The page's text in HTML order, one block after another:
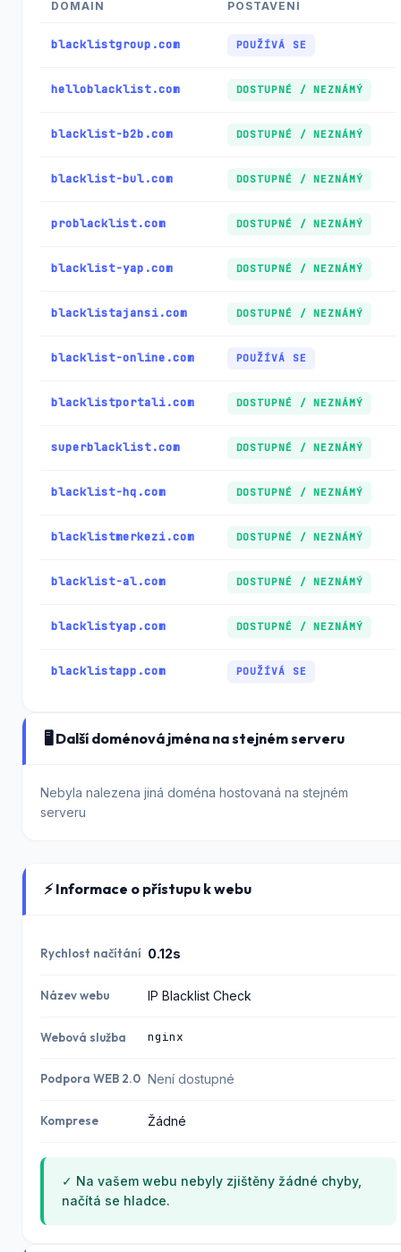
DOMAIN POSTAVENÍ
blacklistgroup.com POUŽÍVÁ SE
helloblacklist.com DOSTUPNÉ / NEZNÁMÝ
blacklist-b2b.com DOSTUPNÉ / NEZNÁMÝ
blacklist-bul.com DOSTUPNÉ / NEZNÁMÝ
problacklist.com DOSTUPNÉ / NEZNÁMÝ
blacklist-yap.com DOSTUPNÉ / NEZNÁMÝ
blacklistajansi.com DOSTUPNÉ / NEZNÁMÝ
blacklist-online.com POUŽÍVÁ SE
blacklistportali.com DOSTUPNÉ / NEZNÁMÝ
superblacklist.com DOSTUPNÉ / NEZNÁMÝ
blacklist-hq.com DOSTUPNÉ / NEZNÁMÝ
blacklistmerkezi.com DOSTUPNÉ / NEZNÁMÝ
blacklist-al.com DOSTUPNÉ / NEZNÁMÝ
blacklistyap.com DOSTUPNÉ / NEZNÁMÝ
blacklistapp.com POUŽÍVÁ SE
🖥️ Další doménová jména na stejném serveru
Nebyla nalezena jiná doména hostovaná na stejném
serveru
⚡ Informace o přístupu k webu
Rychlost načítání 0.12s
Název webu IP Blacklist Check
Webová služba nginx
Podpora WEB 2.0 Není dostupné
Komprese Žádné
✓ Na vašem webu nebyly zjištěny žádné chyby,
načítá se hladce.